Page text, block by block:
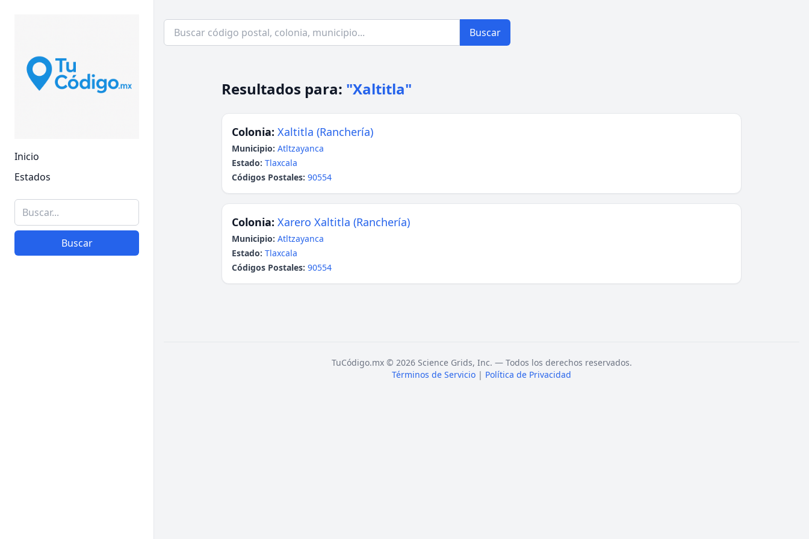
Inicio
Estados
Buscar
Buscar
Resultados para: "Xaltitla"
Colonia: Xaltitla (Ranchería)
Municipio: Atltzayanca
Estado: Tlaxcala
Códigos Postales: 90554
Colonia: Xarero Xaltitla (Ranchería)
Municipio: Atltzayanca
Estado: Tlaxcala
Códigos Postales: 90554
TuCódigo.mx © 2026 Science Grids, Inc. — Todos los derechos reservados.
Términos de Servicio | Política de Privacidad